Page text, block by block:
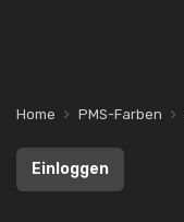
Home PMS-Farben
Einloggen